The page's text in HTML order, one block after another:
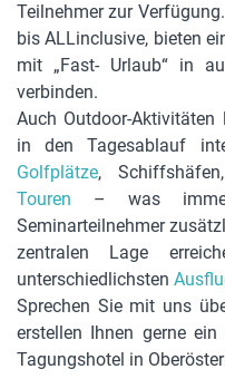
Teilnehmer zur
bis ALLinclusive, bieten
mit „Fast- Urlaub“ in
verbinden.
Auch Outdoor-
in den Tagesablauf
Golfplätze,
Touren – was
Seminarteilnehmer
zentralen Lage
unterschiedlichsten
Sprechen Sie mit uns
erstellen Ihnen gerne
Tagungshotel in